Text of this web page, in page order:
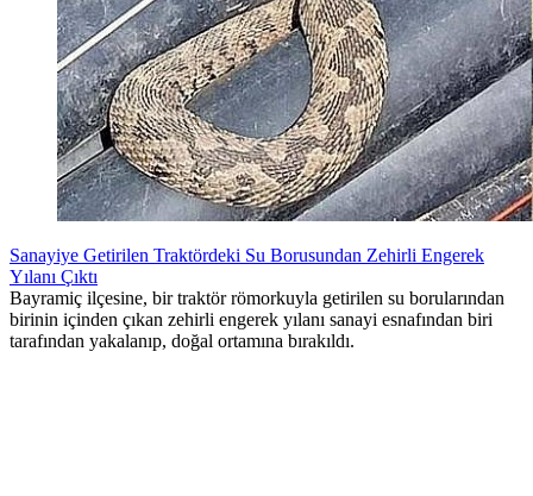
Sanayiye Getirilen Traktördeki Su Borusundan Zehirli Engerek
Yılanı Çıktı
Bayramiç ilçesine, bir traktör römorkuyla getirilen su borularından
birinin içinden çıkan zehirli engerek yılanı sanayi esnafından biri
tarafından yakalanıp, doğal ortamına bırakıldı.